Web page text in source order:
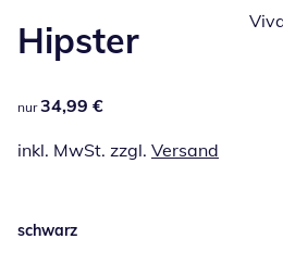
Hipster
34,99 €
nur 34,99 €
inkl. MwSt. zzgl. Versand
schwarz